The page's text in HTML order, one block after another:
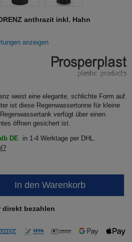
anthrazit inkl. Hahn
anzeigen
weist eine elegante, schlichte Form auf.
ist diese Regenwassertonne für kleine
verfügt über einen
öffnen gesichert ist.
DE
in 1-4 Werktage per DHL.
In den Warenkorb
direkt bezahlen